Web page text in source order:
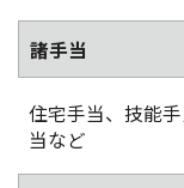
諸手当
住宅手当、技能
当など